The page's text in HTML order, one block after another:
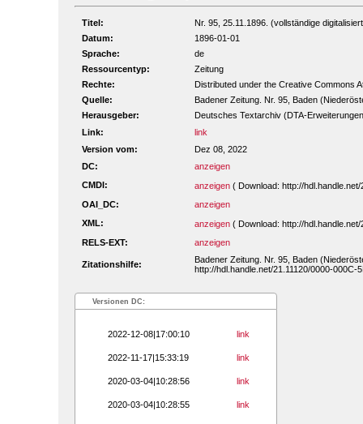
Titel:
Nr. 95, 25.11.1896. (vollständige
Datum:
1896-01-01
Sprache:
de
Ressourcentyp:
Zeitung
Rechte:
Distributed under the Creative Commons
Quelle:
Badener Zeitung. Nr. 95, Baden
Herausgeber:
Deutsches Textarchiv (DTA-
Link:
link
Version vom:
Dez 08, 2022
DC:
anzeigen
CMDI:
anzeigen ( Download: http://
OAI_DC:
anzeigen
XML:
anzeigen ( Download: http://
RELS-EXT:
anzeigen
Zitationshilfe:
Badener Zeitung. Nr. 95, Baden
http://hdl.handle.net/21.11120/0000-000C-
Versionen DC:
2022-12-08|17:00:10 link
2022-11-17|15:33:19 link
2020-03-04|10:28:56 link
2020-03-04|10:28:55 link